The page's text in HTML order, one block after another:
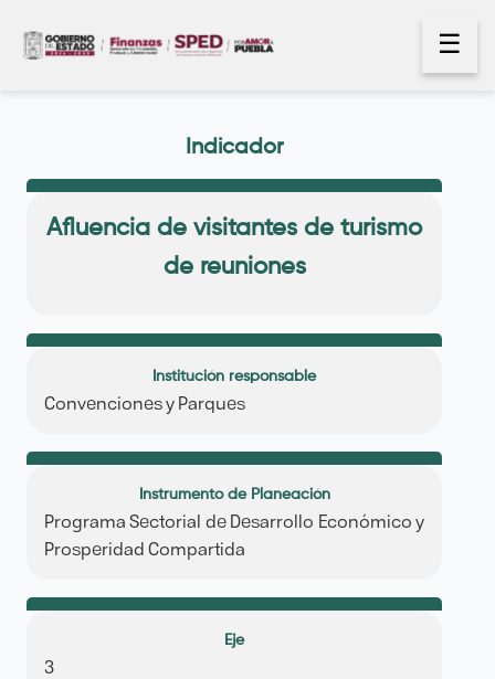
☰
Indicador
Afluencia de visitantes de turismo
de reuniones
Institución responsable
Convenciones y Parques
Instrumento de Planeación
Programa Sectorial de Desarrollo Económico y
Prosperidad Compartida
Eje
3